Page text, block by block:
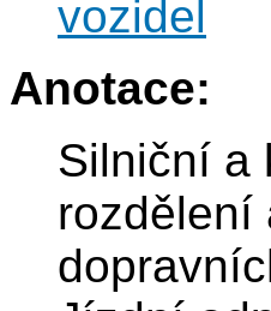
vozidel
Anotace:
Silniční a
rozdělení